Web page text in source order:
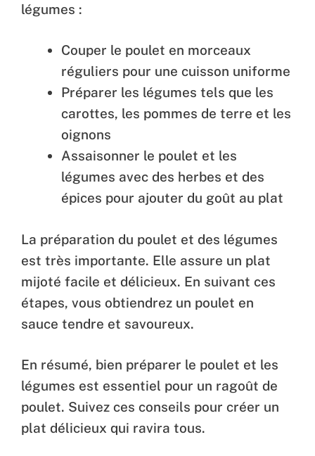
légumes :
Couper le poulet en morceaux
réguliers pour une cuisson uniforme
Préparer les légumes tels que les
carottes, les pommes de terre et les
oignons
Assaisonner le poulet et les
légumes avec des herbes et des
épices pour ajouter du goût au plat
La préparation du poulet et des légumes
est très importante. Elle assure un plat
mijoté facile et délicieux. En suivant ces
étapes, vous obtiendrez un poulet en
sauce tendre et savoureux.
En résumé, bien préparer le poulet et les
légumes est essentiel pour un ragoût de
poulet. Suivez ces conseils pour créer un
plat délicieux qui ravira tous.